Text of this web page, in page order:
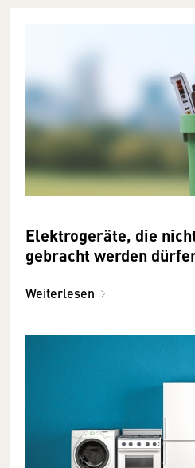
Elektrogeräte, die
gebracht werden
Weiterlesen